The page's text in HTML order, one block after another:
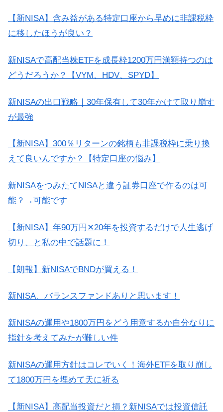
【新NISA】含み益がある特定口座から早めに非課税枠
に移したほうが良い？
新NISAで高配当株ETFを成長枠1200万円満額持つのは
どうだろうか？【VYM、HDV、SPYD】
新NISAの出口戦略｜30年保有して30年かけて取り崩す
が最強
【新NISA】300％リターンの銘柄も非課税枠に乗り換
えて良いんですか？【特定口座の悩み】
新NISAをつみたてNISAと違う証券口座で作るのは可
能？→可能です
【新NISA】年90万円✕20年を投資するだけで人生逃げ
切り、と私の中で話題に！
【朗報】新NISAでBNDが買える！
新NISA、バランスファンドありと思います！
新NISAの運用や1800万円をどう用意するか自分なりに
指針を考えてみたが難しい件
新NISAの運用方針はコレでいく！海外ETFを取り崩し
て1800万円を埋めて天に祈る
【新NISA】高配当投資だと損？新NISAでは投資信託